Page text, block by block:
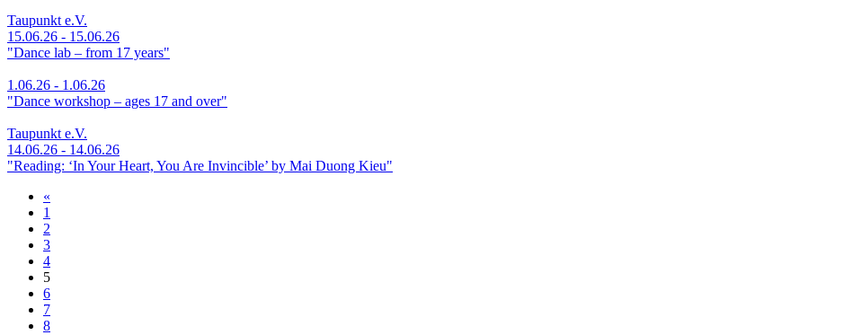
Taupunkt e.V.
15.06.26 - 15.06.26
"Dance lab – from 17 years"
1.06.26 - 1.06.26
"Dance workshop – ages 17 and over"
Taupunkt e.V.
14.06.26 - 14.06.26
"Reading: ‘In Your Heart, You Are Invincible’ by Mai Duong Kieu"
«
1
2
3
4
5
6
7
8